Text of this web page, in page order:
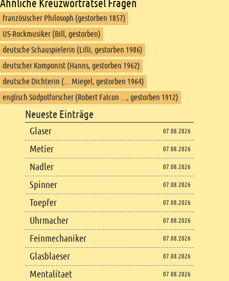
Ähnliche Kreuzworträtsel Fragen
französischer Philosoph (gestorben 1857)
US-Rockmusiker (Bill, gestorben)
deutsche Schauspielerin (Lilli, gestorben 1986)
deutscher Komponist (Hanns‚ gestorben 1962)
deutsche Dichterin (... Miegel, gestorben 1964)
englisch Südpolforscher (Robert Falcon ..., gestorben 1912)
Footer content
Neueste Einträge
Glaser 07.08.2026
Metier 07.08.2026
Nadler 07.08.2026
Spinner 07.08.2026
Toepfer 07.08.2026
Uhrmacher 07.08.2026
Feinmechaniker 07.08.2026
Glasblaeser 07.08.2026
Mentalitaet 07.08.2026